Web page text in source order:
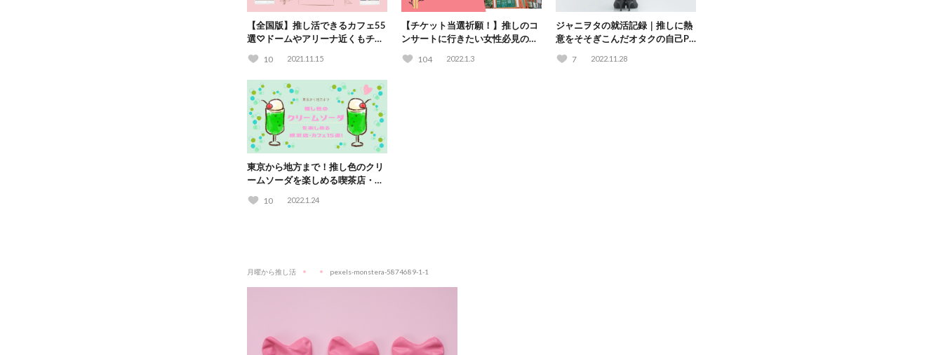
【全国版】推し活できるカフェ55
選♡ドームやアリーナ近くもチェ
10 2021.11.15
【チケット当選祈願！】推しのコ
ンサートに行きたい女性必見の神
104 2022.1.3
ジャニヲタの就活記録｜推しに熱
意をそそぎこんだオタクの自己PR
7 2022.11.28
東京から地方まで！推し色のクリ
ームソーダを楽しめる喫茶店・カ
10 2022.1.24
月曜から推し活 pexels-monstera-5874689-1-1